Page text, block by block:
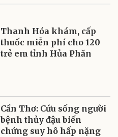
Thanh Hóa khám, cấp
thuốc miễn phí cho 120
trẻ em tỉnh Hủa Phăn
Cần Thơ: Cứu sống người
bệnh thủy đậu biến
chứng suy hô hấp nặng